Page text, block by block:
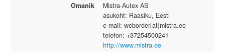
Omanik
Mistra-Autex AS
asukoht: Raasiku, Eesti
e-mail: weborder[at]mistra.ee
telefon: +37254500241
http://www.mistra.ee